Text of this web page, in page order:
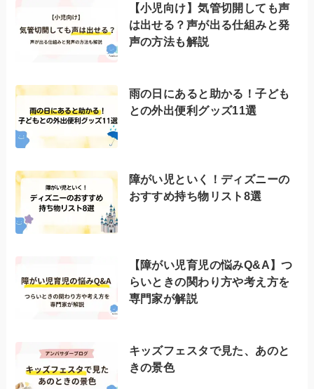
【小児向け】気管切開しても声
は出せる？声が出る仕組みと発
声の方法も解説
雨の日にあると助かる！子ども
との外出便利グッズ11選
障がい児といく！ディズニーの
おすすめ持ち物リスト8選
【障がい児育児の悩みQ&A】つ
らいときの関わり方や考え方を
専門家が解説
キッズフェスタで見た、あのと
きの景色